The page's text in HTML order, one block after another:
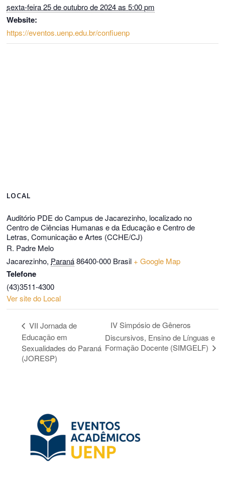
sexta-feira 25 de outubro de 2024 as 5:00 pm
Website:
https://eventos.uenp.edu.br/confiuenp
LOCAL
Auditório PDE do Campus de Jacarezinho, localizado no
Centro de Ciências Humanas e da Educação e Centro de
Letras, Comunicação e Artes (CCHE/CJ)
R. Padre Melo
Jacarezinho, Paraná 86400-000 Brasil + Google Map
Telefone
(43)3511-4300
Ver site do Local
VII Jornada de
Educação em
Sexualidades do Paraná
(JORESP)
IV Simpósio de Gêneros
Discursivos, Ensino de Línguas e
Formação Docente (SIMGELF)